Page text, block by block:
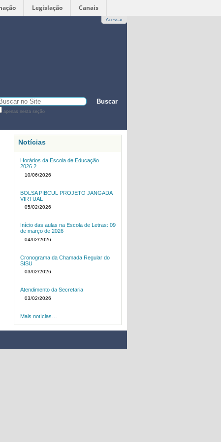
Legislação Canais
Acessar
apenas nesta seção
Notícias
Horários da Escola de Educação
2026.2
10/06/2026
BOLSA PIBCUL PROJETO JANGADA
VIRTUAL
05/02/2026
Início das aulas na Escola de Letras: 09
de março de 2026
04/02/2026
Cronograma da Chamada Regular do
SISU
03/02/2026
Atendimento da Secretaria
03/02/2026
Mais notícias…